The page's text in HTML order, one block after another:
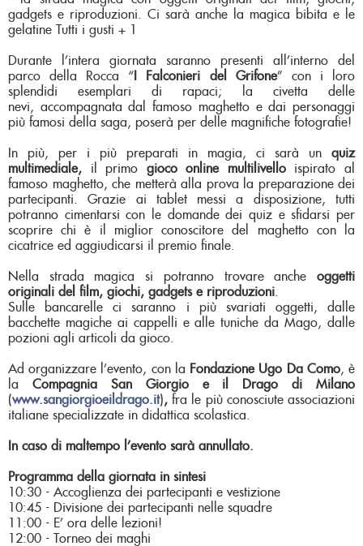
gadgets e riproduzioni. Ci sarà anche la magica bibita e le
gelatine Tutti i gusti + 1
Durante l’intera giornata saranno presenti all’interno del
parco della Rocca “ I Falconieri del Grifone” con i loro
splendidi esemplari di rapaci; la civetta delle
nevi, accompagnata dal famoso maghetto e dai personaggi
più famosi della saga, poserà per delle magnifiche fotografie!
In più, per i più preparati in magia, ci sarà un quiz
multimediale, il primo gioco online multilivelloispirato al
famoso maghetto, che metterà alla prova la preparazione dei
partecipanti. Grazie ai tablet messi a disposizione, tutti
potranno cimentarsi con le domande dei quiz e sfidarsi per
scoprire chi è il miglior conoscitore del maghetto con la
cicatrice ed aggiudicarsi il premio finale.
Nella strada magica si potranno trovare anche oggetti
originali del film, giochi, gadgets e riproduzioni
Sulle bancarelle ci saranno i più svariati oggetti, dalle
bacchette magiche ai cappelli e alle tuniche da Mago, dalle
pozioni agli articoli da gioco.
Ad organizzare l’evento, con la Fondazione Ugo Da Como, è
la Compagnia SanGiorgio e il Drago di Milano
(www.sangiorgioeildrago.it),fra le più conosciute associazioni
italiane specializzate in didattica scolastica.
In caso di maltempo l’evento sarà annullato.
Programma della giornata in sintesi
10:30 - Accoglienza dei partecipanti e vestizione
10:45 - Divisione dei partecipanti nelle squadre
11:00 - E’ ora delle lezioni!
12:00 - Torneo dei maghi